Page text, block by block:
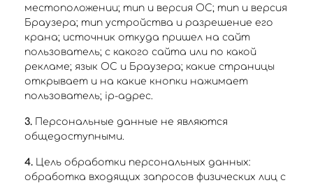
местоположении; тип и версия ОС; тип и версия
Браузера; тип устройства и разрешение его
крана; источник откуда пришел на сайт
пользователь; с какого сайта или по какой
рекламе; язык ОС и Браузера; какие страницы
открывает и на какие кнопки нажимает
пользователь; ip-адрес.
3. Персональные данные не являются
общедоступными.
4. Цель обработки персональных данных:
обработка входящих запросов физических лиц с